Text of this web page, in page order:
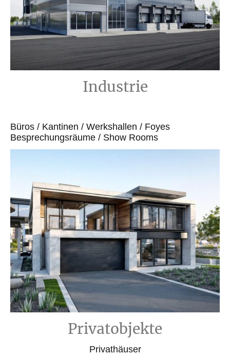
Industrie
Büros / Kantinen / Werkshallen / Foyes
Besprechungsräume / Show Rooms
Privatobjekte
Privathäuser